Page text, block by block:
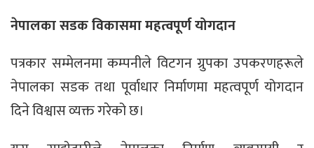
नेपालका सडक विकासमा महत्वपूर्ण योगदान
पत्रकार सम्मेलनमा कम्पनीले विटगन ग्रुपका उपकरणहरूले
नेपालका सडक तथा पूर्वाधार निर्माणमा महत्वपूर्ण योगदान
दिने विश्वास व्यक्त गरेको छ।